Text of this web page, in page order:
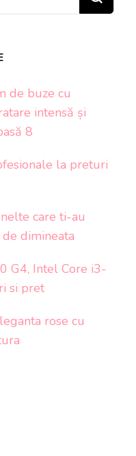
de buze cu
intensă și
8
la preturi
care ti-au
dimineata
G4, Intel Core i3-
si pret
rose cu